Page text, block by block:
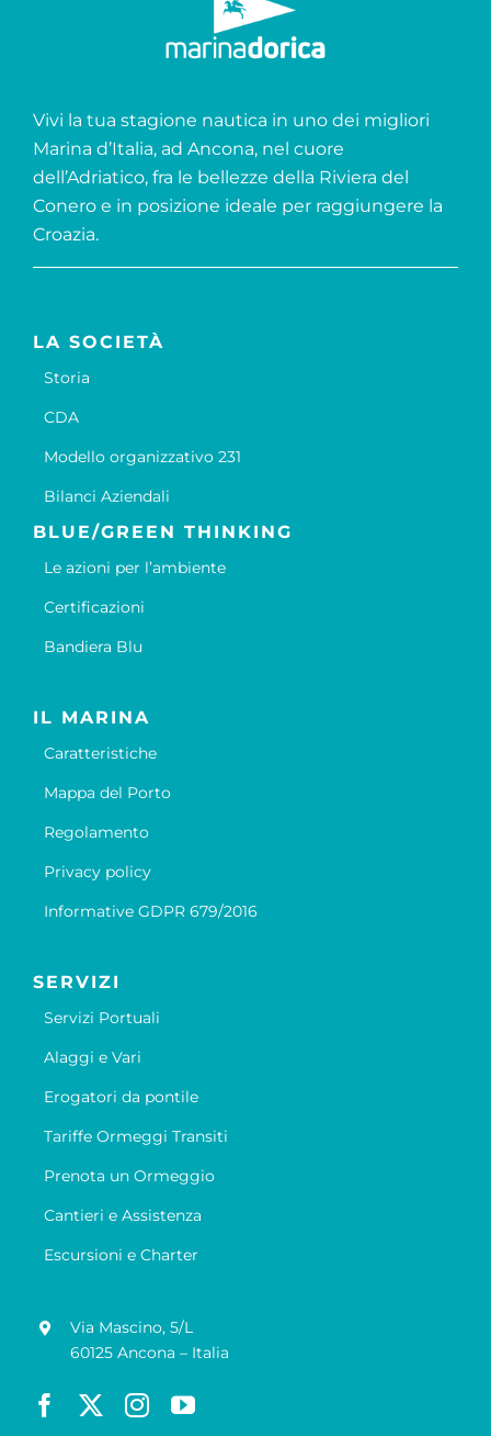
Vivi la tua stagione nautica in uno dei migliori
Marina d’Italia, ad Ancona, nel cuore
dell’Adriatico, fra le bellezze della Riviera del
Conero e in posizione ideale per raggiungere la
Croazia.
LA SOCIETÀ
Storia
CDA
Modello organizzativo 231
Bilanci Aziendali
BLUE/GREEN THINKING
Le azioni per l’ambiente
Certificazioni
Bandiera Blu
IL MARINA
Caratteristiche
Mappa del Porto
Regolamento
Privacy policy
Informative GDPR 679/2016
SERVIZI
Servizi Portuali
Alaggi e Vari
Erogatori da pontile
Tariffe Ormeggi Transiti
Prenota un Ormeggio
Cantieri e Assistenza
Escursioni e Charter
Via Mascino, 5/L
60125 Ancona – Italia